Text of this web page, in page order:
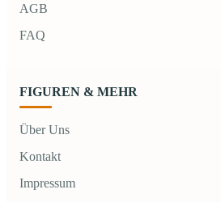
AGB
FAQ
FIGUREN & MEHR
Über Uns
Kontakt
Impressum